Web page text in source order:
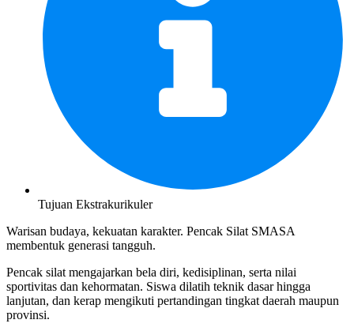
Tujuan Ekstrakurikuler
Warisan budaya, kekuatan karakter. Pencak Silat SMASA
membentuk generasi tangguh.
Pencak silat mengajarkan bela diri, kedisiplinan, serta nilai
sportivitas dan kehormatan. Siswa dilatih teknik dasar hingga
lanjutan, dan kerap mengikuti pertandingan tingkat daerah maupun
provinsi.